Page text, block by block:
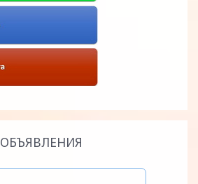
ОБЪЯВЛЕНИЯ